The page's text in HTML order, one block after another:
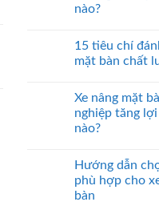
nào?
15 tiêu chí
mặt bàn chất
Xe nâng mặt
nghiệp tăng
nào?
Hướng dẫn
phù hợp cho
bàn